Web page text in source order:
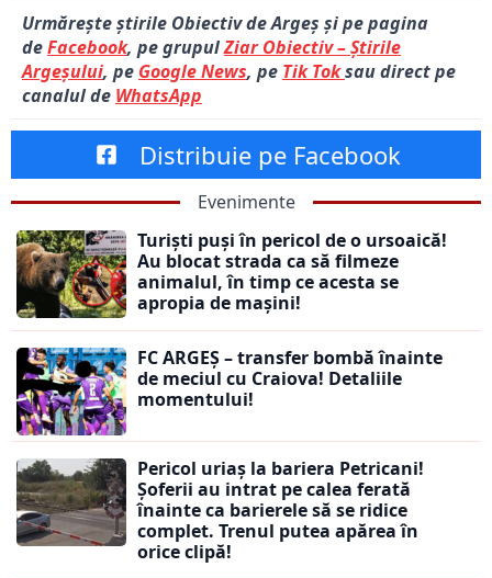
Urmărește știrile Obiectiv de Argeș și pe pagina
deFacebook, pe grupulZiar Obiectiv – Știrile
Argeșului, pe Google News, pe Tik Toksau direct pe
canalul de WhatsApp
Distribuie pe Facebook
Evenimente
Turiști puși în pericol de o ursoaică!
Au blocat strada ca să filmeze
animalul, în timp ce acesta se
apropia de mașini!
FC ARGEȘ – transfer bombă înainte
de meciul cu Craiova! Detaliile
momentului!
Pericol uriaș la bariera Petricani!
Șoferii au intrat pe calea ferată
înainte ca barierele să se ridice
complet. Trenul putea apărea în
orice clipă!